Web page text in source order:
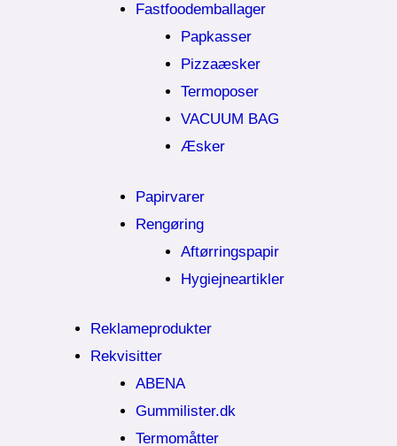
Fastfoodemballager
Papkasser
Pizzaæsker
Termoposer
VACUUM BAG
Æsker
Papirvarer
Rengøring
Aftørringspapir
Hygiejneartikler
Reklameprodukter
Rekvisitter
ABENA
Gummilister.dk
Termomåtter